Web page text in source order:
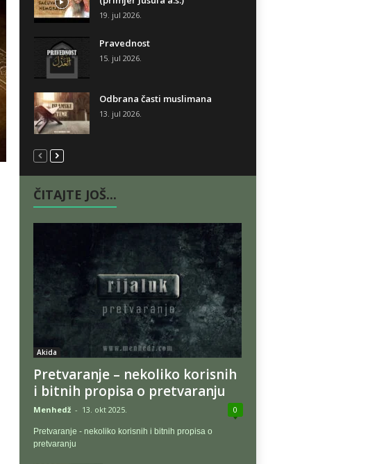
19. jul 2026.
Pravednost
15. jul 2026.
Odbrana časti muslimana
13. jul 2026.
ČITAJTE JOŠ...
Akida
Pretvaranje – nekoliko korisnih
i bitnih propisa o pretvaranju
Menhedž - 13. okt 2025. 0
Pretvaranje - nekoliko korisnih i bitnih propisa o
pretvaranju